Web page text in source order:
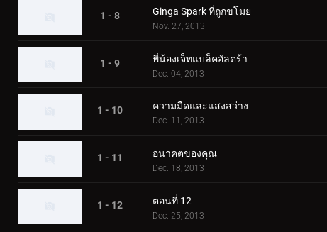
1 - 8 Ginga Spark ที่ถูกขโมย
Nov. 27, 2013
1 - 9 พี่น้องเจ็ทแบล็คอัลตร้า
Dec. 04, 2013
1 - 10 ความมืดและแสงสว่าง
Dec. 11, 2013
1 - 11 อนาคตของคุณ
Dec. 18, 2013
1 - 12 ตอนที่ 12
Dec. 25, 2013